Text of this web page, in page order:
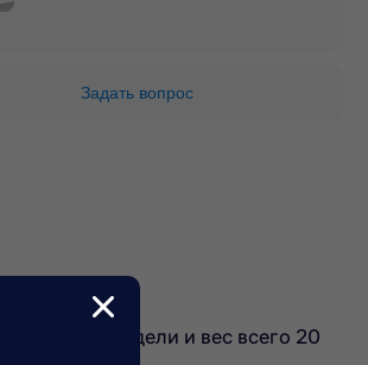
Задать вопрос
размеры модели и вес всего 20